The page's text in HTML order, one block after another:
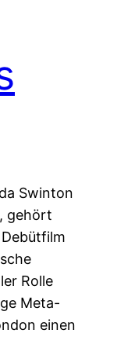
Swinton
gehört
Rolle
Meta-
einen